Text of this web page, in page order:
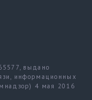
выдано
информационных
4 мая 2016